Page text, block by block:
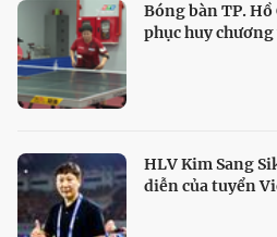
Bóng bàn TP.
phục huy
HLV Kim Sang
diễn của tuyển